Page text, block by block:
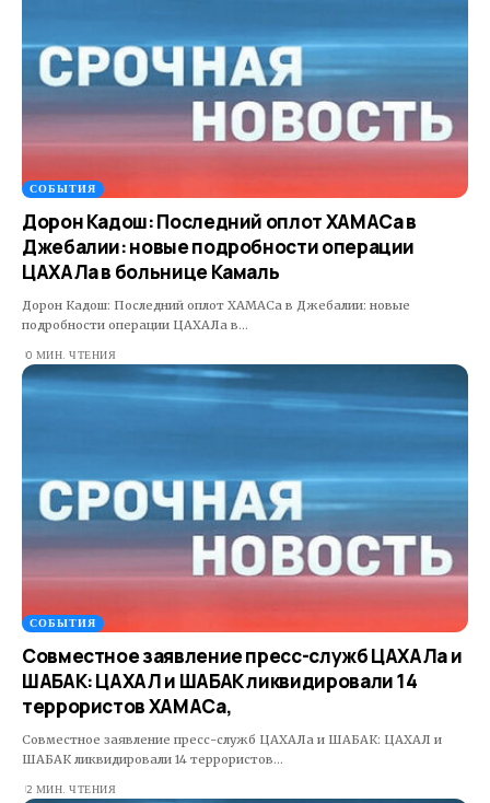
СОБЫТИЯ
Дорон Кадош: Последний оплот ХАМАСа в
Джебалии: новые подробности операции
ЦАХАЛа в больнице Камаль
Дорон Кадош: Последний оплот ХАМАСа в Джебалии: новые
подробности операции ЦАХАЛа в…
0 МИН. ЧТЕНИЯ
СОБЫТИЯ
Совместное заявление пресс-служб ЦАХАЛа и
ШАБАК: ЦАХАЛ и ШАБАК ликвидировали 14
террористов ХАМАСа,
Совместное заявление пресс-служб ЦАХАЛа и ШАБАК: ЦАХАЛ и
ШАБАК ликвидировали 14 террористов…
2 МИН. ЧТЕНИЯ